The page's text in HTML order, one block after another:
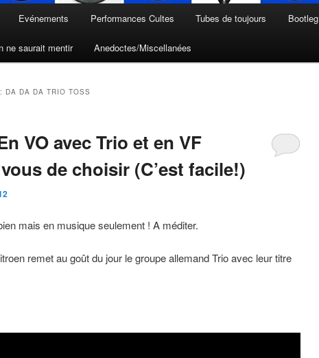
Evénements Performances Cultes Tubes de toujours Bootleg
ne saurait mentir Anedoctes/Miscellanées
DA DA DA TRIO TOSS
VO avec Trio et en VF
de choisir (C’est facile!)
mais en musique seulement ! A méditer.
remet au goût du jour le groupe allemand Trio avec leur titre